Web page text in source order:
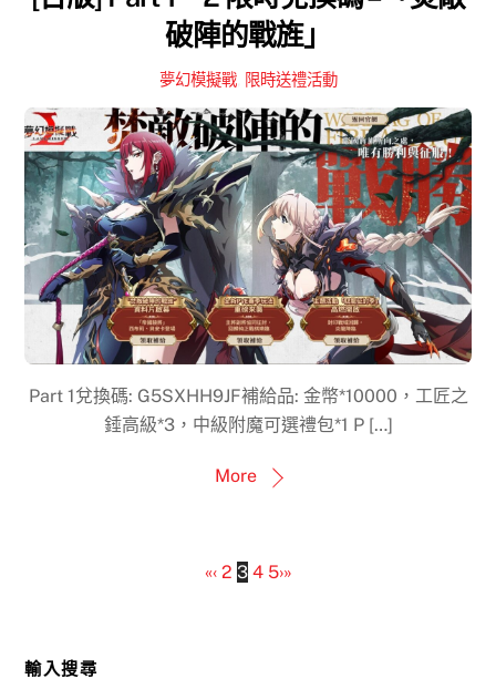
破陣的戰旌」
夢幻模擬戰, 限時送禮活動
Part 1兌換碼: G5SXHH9JF補給品: 金幣*10000，工匠之
錘高級*3，中級附魔可選禮包*1 P […]
More
«‹ 2 3 4 5›»
輸入搜尋